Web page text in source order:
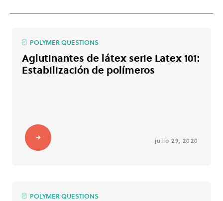
POLYMER QUESTIONS
Aglutinantes de látex serie Latex 101:
Estabilización de polímeros
julio 29, 2020
POLYMER QUESTIONS